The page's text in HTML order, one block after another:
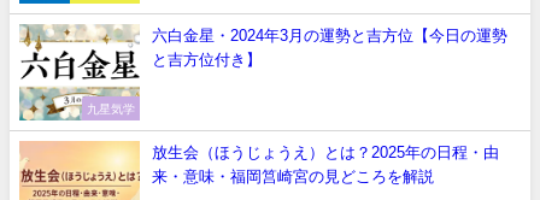
九星気学
六白金星・2024年3月の運勢と吉方位【今日の運勢
と吉方位付き】
放生会（ほうじょうえ）とは？2025年の日程・由
来・意味・福岡筥崎宮の見どころを解説